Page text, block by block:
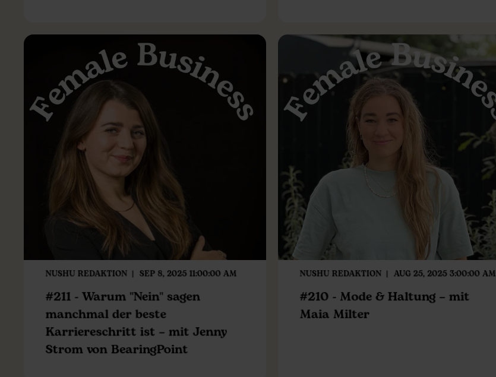
NUSHU REDAKTION SEP 8, 2025 11:00:00 AM
#211 - Warum "Nein" sagen
manchmal der beste
Karriereschritt ist – mit Jenny
Strom von BearingPoint
NUSHU REDAKTION AUG 25, 2025 3:00:00 AM
#210 - Mode & Haltung – mit
Maia Milter